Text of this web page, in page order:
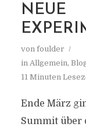
NEUE
von foulder
in Allgemein,
11 Minuten
Ende März
Summit über